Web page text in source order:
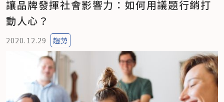
讓品牌發揮社會影響力：如何用議題行銷打
動人心？
2020.12.29 趨勢